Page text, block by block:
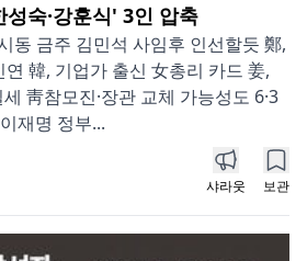
숙·강훈식' 3인 압축
동 금주 김민석 사임후 인선할듯 鄭,
韓, 기업가 출신 女총리 카드 姜,
靑참모진·장관 교체 가능성도 6·3
재명 정부...
샤라웃 보관